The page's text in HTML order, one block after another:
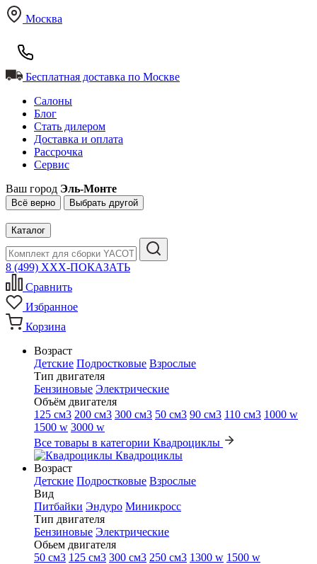
Москва
Бесплатная доставка по Москве
Салоны
Блог
Стать дилером
Доставка и оплата
Рассрочка
Сервис
Ваш город Эль-Монте
Всё верно Выбрать другой
Каталог
8 (499) XXX-ПОКАЗАТЬ
Сравнить
Избранное
Корзина
Возраст
Детские Подростковые Взрослые
Тип двигателя
Бензиновые Электрические
Объём двигателя
125 см3 200 см3 300 см3 50 см3 90 см3 110 см3 1000 w
1500 w 3000 w
Все товары в категории Квадроциклы
Квадроциклы
Возраст
Детские Подростковые Взрослые
Вид
Питбайки Эндуро Миникросс
Тип двигателя
Бензиновые Электрические
Обьем двигателя
50 см3 125 см3 300 см3 250 см3 1300 w 1500 w